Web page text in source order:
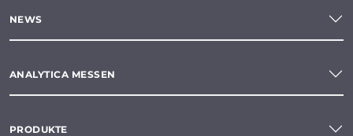
NEWS
ANALYTICA MESSEN
PRODUKTE